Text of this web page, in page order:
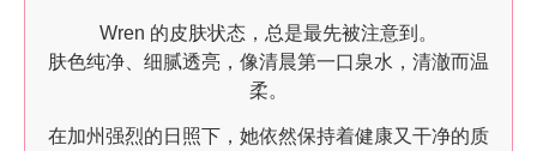
Wren 的皮肤状态，总是最先被注意到。
肤色纯净、细腻透亮，像清晨第一口泉水，清澈而温
柔。
在加州强烈的日照下，她依然保持着健康又干净的质